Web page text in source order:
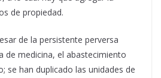
de propiedad.
de la persistente perversa
de medicina, el abastecimiento
se han duplicado las unidades de